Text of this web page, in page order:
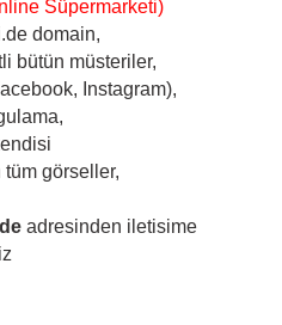
Süpermarketi)
domain,
bütün müsteriler,
Instagram),
görseller,
adresinden iletisime
Gluten 500g